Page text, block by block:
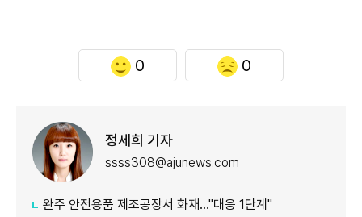
0 0
정세희 기자
ssss308@ajunews.com
완주 안전용품 제조공장서 화재…"대응 1단계"